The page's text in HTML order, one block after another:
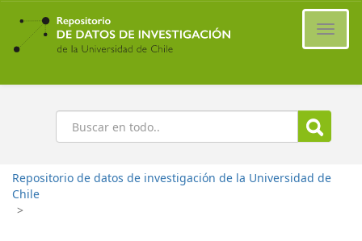
Ir
contenido
principal
Buscar
Repositorio de datos de investigación de la Universidad de
Chile
>